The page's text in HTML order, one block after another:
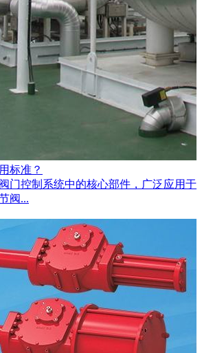
标准？
门控制系统中的核心部件，广泛应用于
阀...